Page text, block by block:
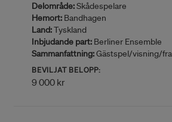
Delområde:Skådespelare
Hemort: Bandhagen
Land:Tyskland
Inbjudande part: Berliner Ensemble
Sammanfattning:Gästspel/visning/
BEVILJAT BELOPP:
9 000 kr